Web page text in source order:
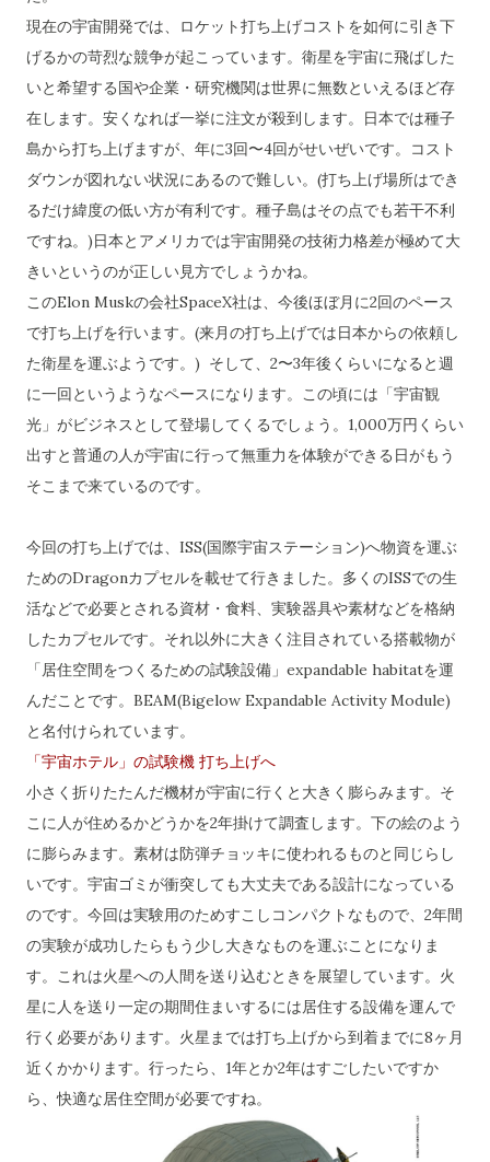
現在の宇宙開発では、ロケット打ち上げコストを如何に引き下
げるかの苛烈な競争が起こっています。衛星を宇宙に飛ばした
いと希望する国や企業・研究機関は世界に無数といえるほど存
在します。安くなれば一挙に注文が殺到します。日本では種子
島から打ち上げますが、年に3回〜4回がせいぜいです。コスト
ダウンが図れない状況にあるので難しい。(打ち上げ場所はでき
るだけ緯度の低い方が有利です。種子島はその点でも若干不利
ですね。)日本とアメリカでは宇宙開発の技術力格差が極めて大
きいというのが正しい見方でしょうかね。
このElon Muskの会社SpaceX社は、今後ほぼ月に2回のペース
で打ち上げを行います。(来月の打ち上げでは日本からの依頼し
た衛星を運ぶようです。) そして、2〜3年後くらいになると週
に一回というようなペースになります。この頃には「宇宙観
光」がビジネスとして登場してくるでしょう。1,000万円くらい
出すと普通の人が宇宙に行って無重力を体験ができる日がもう
そこまで来ているのです。
今回の打ち上げでは、ISS(国際宇宙ステーション)へ物資を運ぶ
ためのDragonカプセルを載せて行きました。多くのISSでの生
活などで必要とされる資材・食料、実験器具や素材などを格納
したカプセルです。それ以外に大きく注目されている搭載物が
「居住空間をつくるための試験設備」expandable habitatを運
んだことです。BEAM(Bigelow Expandable Activity Module)
と名付けられています。
「宇宙ホテル」の試験機 打ち上げへ
小さく折りたたんだ機材が宇宙に行くと大きく膨らみます。そ
こに人が住めるかどうかを2年掛けて調査します。下の絵のよう
に膨らみます。素材は防弾チョッキに使われるものと同じらし
いです。宇宙ゴミが衝突しても大丈夫である設計になっている
のです。今回は実験用のためすこしコンパクトなもので、2年間
の実験が成功したらもう少し大きなものを運ぶことになりま
す。これは火星への人間を送り込むときを展望しています。火
星に人を送り一定の期間住まいするには居住する設備を運んで
行く必要があります。火星までは打ち上げから到着までに8ヶ月
近くかかります。行ったら、1年とか2年はすごしたいですか
ら、快適な居住空間が必要ですね。